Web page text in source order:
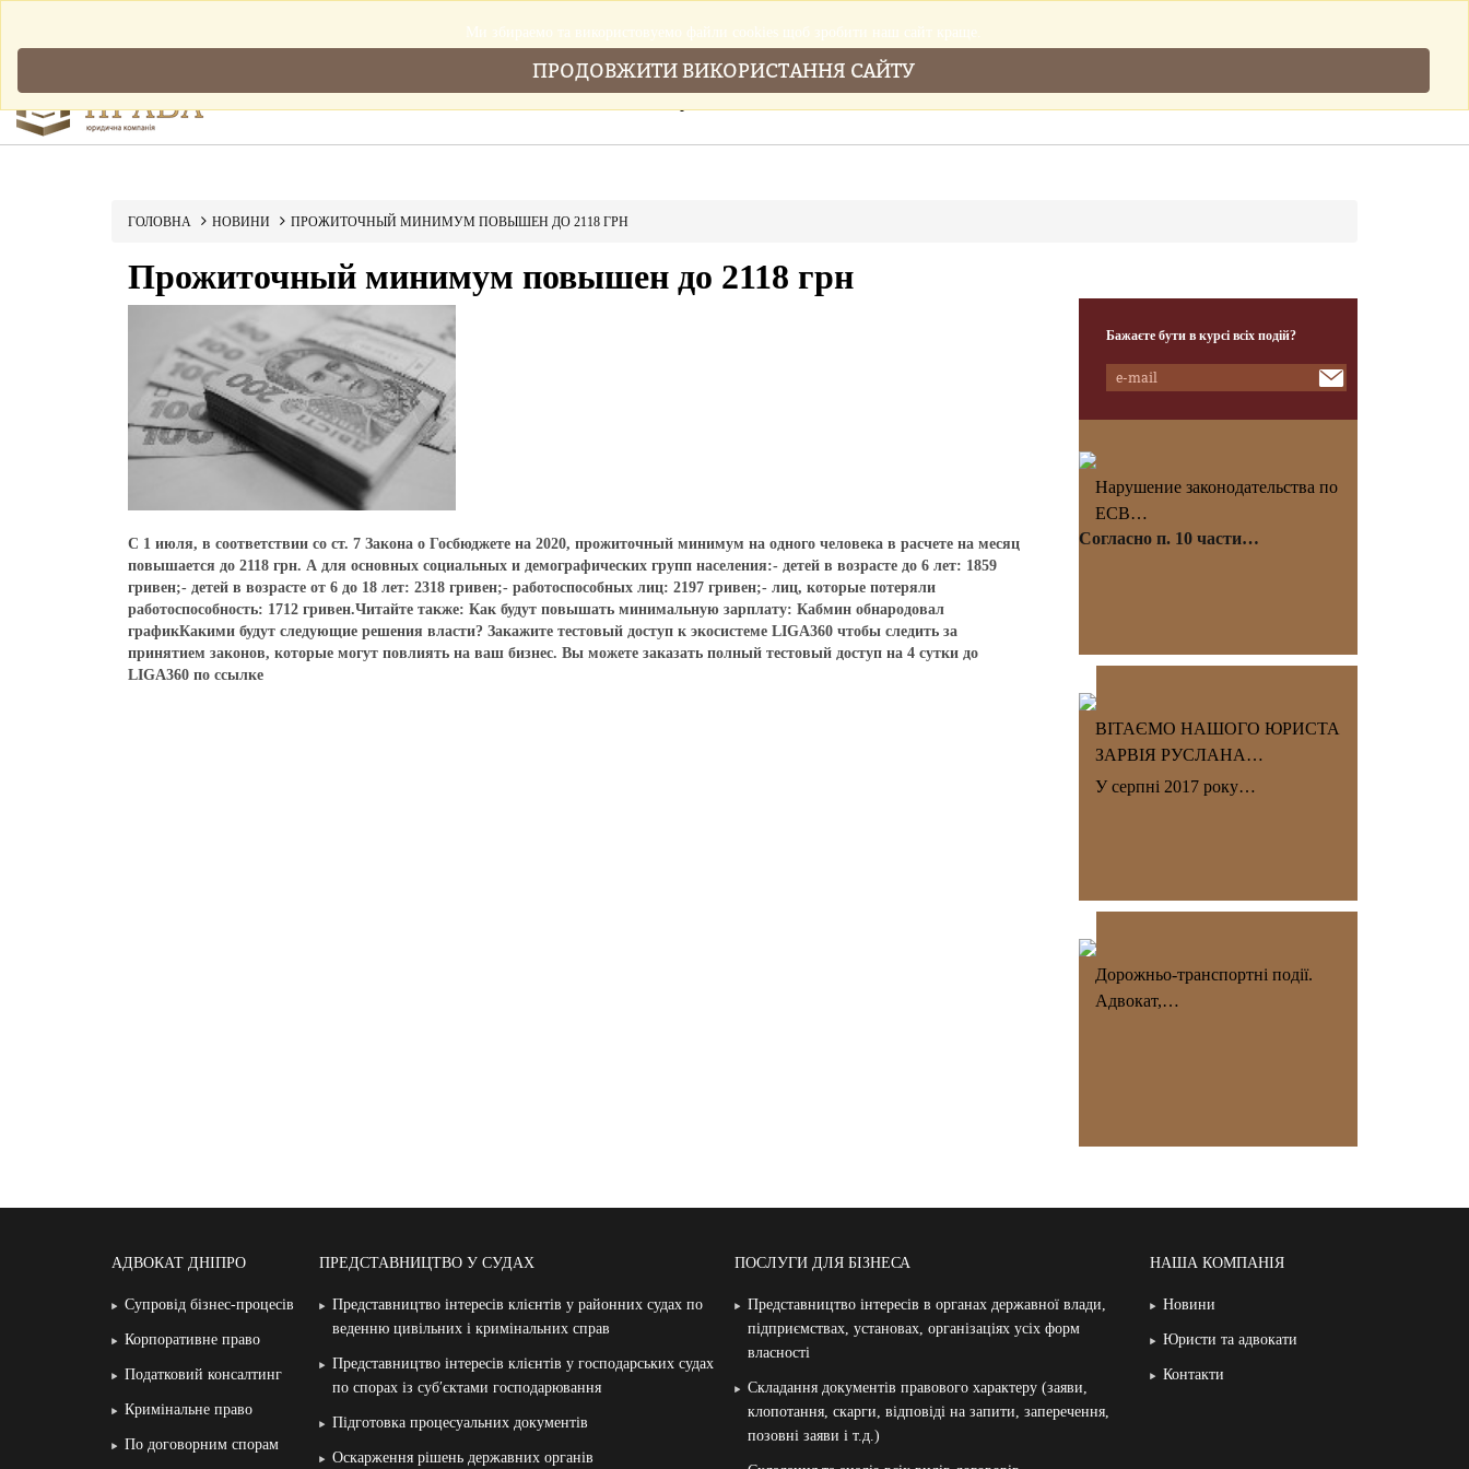
Головна Послуги Новини Cтатті Клієнти Наша Команда Контакти
ГОЛОВНА НОВИНИ ПРОЖИТОЧНЫЙ МИНИМУМ ПОВЫШЕН ДО 2118 ГРН
Прожиточный минимум повышен до 2118 грн
С 1 июля, в соответствии со ст. 7 Закона о Госбюджете на 2020, прожиточный минимум на одного человека в расчете на месяц
повышается до 2118 грн. А для основных социальных и демографических групп населения:- детей в возрасте до 6 лет: 1859
гривен;- детей в возрасте от 6 до 18 лет: 2318 гривен;- работоспособных лиц: 2197 гривен;- лиц, которые потеряли
работоспособность: 1712 гривен.Читайте также: Как будут повышать минимальную зарплату: Кабмин обнародовал
графикКакими будут следующие решения власти? Закажите тестовый доступ к экосистеме LIGA360 чтобы следить за
принятием законов, которые могут повлиять на ваш бизнес. Вы можете заказать полный тестовый доступ на 4 сутки до
LIGA360 по ссылке
Бажаєте бути в курсі всіх подій?
Нарушение законодательства по
ЕСВ…
Согласно п. 10 части…
ВІТАЄМО НАШОГО ЮРИСТА
ЗАРВІЯ РУСЛАНА…
У серпні 2017 року…
Дорожньо-транспортні події.
Адвокат,…
АДВОКАТ ДНІПРО
Супровід бізнес-процесів
Корпоративне право
Податковий консалтинг
Кримінальне право
По договорним спорам
ПРЕДСТАВНИЦТВО У СУДАХ
Представництво інтересів клієнтів у районних судах по
веденню цивільних і кримінальних справ
Представництво інтересів клієнтів у господарських судах
по спорах із суб′єктами господарювання
Підготовка процесуальних документів
Оскарження рішень державних органів
ПОСЛУГИ ДЛЯ БІЗНЕСА
Представництво інтересів в органах державної влади,
підприємствах, установах, організаціях усіх форм
власності
Складання документів правового характеру (заяви,
клопотання, скарги, відповіді на запити, заперечення,
позовні заяви і т.д.)
НАША КОМПАНІЯ
Новини
Юристи та адвокати
Контакти
Ми збираемо та використовуемо файли cookies щоб зробити наш сайт краще.
ПРОДОВЖИТИ ВИКОРИСТАННЯ САЙТУ